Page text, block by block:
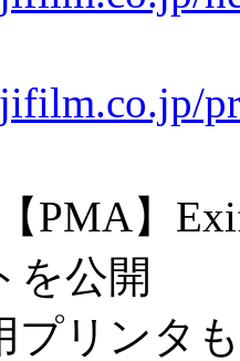
【PMA】
を公開
プリンタ